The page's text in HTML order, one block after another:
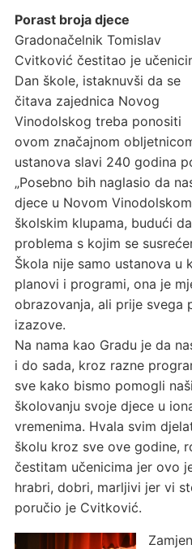
Porast broja djece
Gradonačelnik Tomislav
Cvitković čestitao je
Dan škole, istaknuvši da se
čitava zajednica Novog
Vinodolskog treba ponositi
ovom značajnom
ustanova slavi 240 godina
„Posebno bih naglasio da
djece u Novom
školskim klupama, budući
problema s kojim se
Škola nije samo ustanova u
planovi i programi, ona je
obrazovanja, ali prije svega
izazove.
Na nama kao Gradu je da
i do sada, kroz razne
sve kako bismo pomogli
školovanju svoje djece u
vremenima. Hvala svim
školu kroz sve ove godine,
čestitam učenicima jer ovo
hrabri, dobri, marljivi jer vi
poručio je Cvitković.